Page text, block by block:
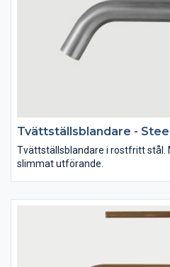
Tvättställsblandare -
Tvättställsblandare i rostfritt stål.
slimmat utförande.